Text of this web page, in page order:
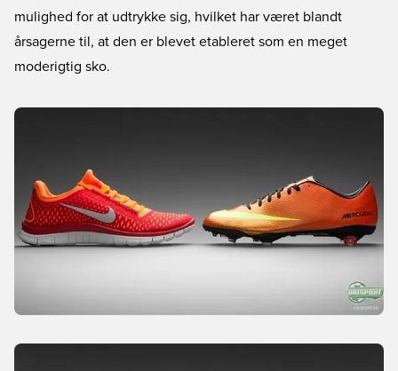
mulighed for at udtrykke sig, hvilket har været blandt
årsagerne til, at den er blevet etableret som en meget
moderigtig sko.